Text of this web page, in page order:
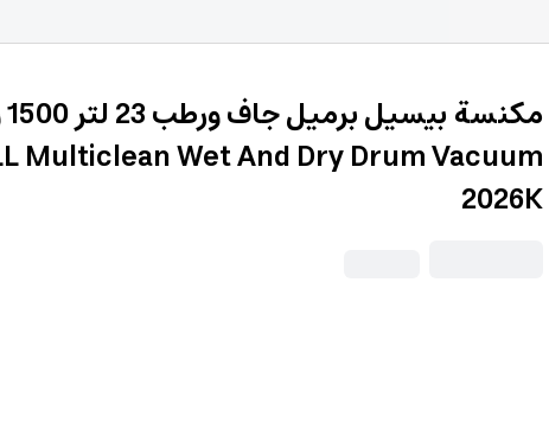
Multiclean Wet And Dry Drum Vacuum
2026K